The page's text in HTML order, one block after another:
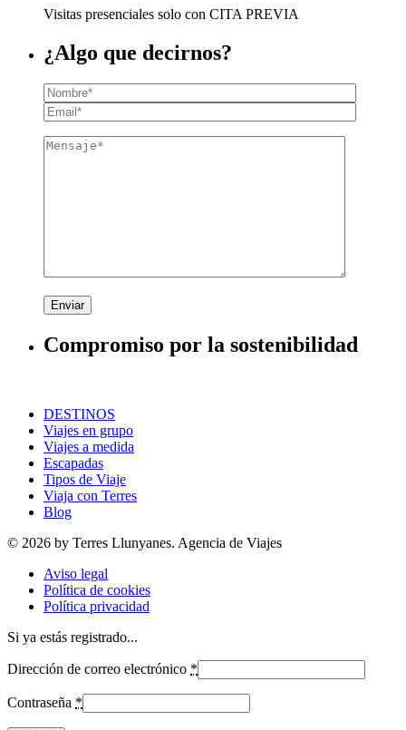
Visitas presenciales solo con CITA PREVIA
¿Algo que decirnos?
Enviar
Compromiso por la sostenibilidad
DESTINOS
Viajes en grupo
Viajes a medida
Escapadas
Tipos de Viaje
Viaja con Terres
Blog
© 2026 by Terres Llunyanes. Agencia de Viajes
Aviso legal
Política de cookies
Política privacidad
Si ya estás registrado...
Dirección de correo electrónico *
Contraseña *